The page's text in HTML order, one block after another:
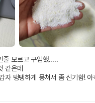
줄 모르고 구입했.....
같은데
자 탱탱하게 뭉쳐서 좀 신기함! 아